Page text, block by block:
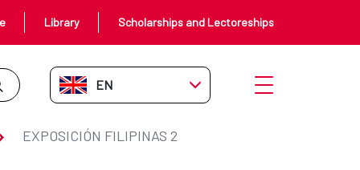
Library Scholarships and Lectoreships
EN-GB Open menu
EXPOSICIÓN FILIPINAS 2